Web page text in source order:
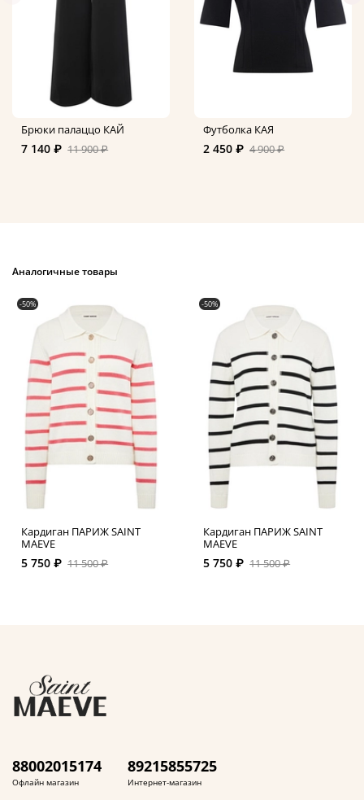
Брюки палаццо КАЙ
7 140 ₽ 11 900 ₽
Футболка КАЯ
2 450 ₽ 4 900 ₽
Аналогичные товары
-50%
Кардиган ПАРИЖ SAINT
MAEVE
5 750 ₽ 11 500 ₽
-50%
Кардиган ПАРИЖ SAINT
MAEVE
5 750 ₽ 11 500 ₽
88002015174
Офлайн магазин
89215855725
Интернет-магазин